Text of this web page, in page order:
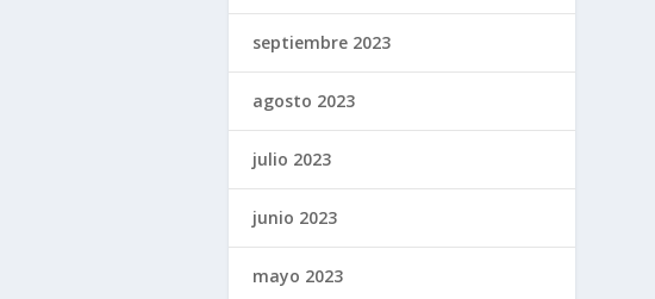
septiembre 2023
agosto 2023
julio 2023
junio 2023
mayo 2023